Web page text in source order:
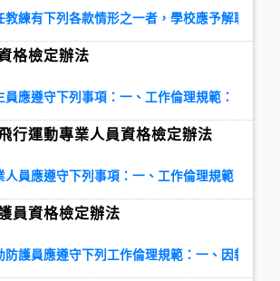
教練有下列各款情形之一者，學校應予解聘（
格檢定辦法
員應遵守下列事項：一、工作倫理規範：（一
行運動專業人員資格檢定辦法
人員應遵守下列事項：一、工作倫理規範：（
員資格檢定辦法
防護員應遵守下列工作倫理規範：一、因執行